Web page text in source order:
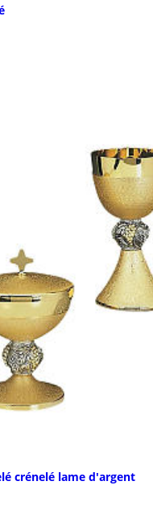
crénelé lame d'argent